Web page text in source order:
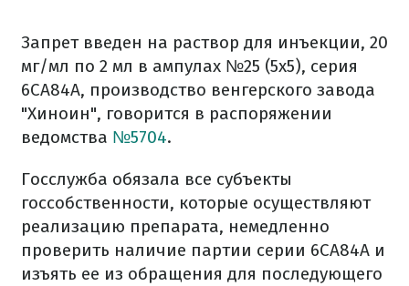
Запрет введен на раствор для инъекции, 20
мг/мл по 2 мл в ампулах №25 (5х5), серия
6СА84А, производство венгерского завода
"Хиноин", говорится в распоряжении
ведомства №5704.
Госслужба обязала все субъекты
госсобственности, которые осуществляют
реализацию препарата, немедленно
проверить наличие партии серии 6СА84А и
изъять ее из обращения для последующего